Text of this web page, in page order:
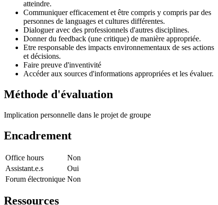
atteindre.
Communiquer efficacement et être compris y compris par des
personnes de languages et cultures différentes.
Dialoguer avec des professionnels d'autres disciplines.
Donner du feedback (une critique) de manière appropriée.
Etre responsable des impacts environnementaux de ses actions
et décisions.
Faire preuve d'inventivité
Accéder aux sources d'informations appropriées et les évaluer.
Méthode d'évaluation
Implication personnelle dans le projet de groupe
Encadrement
Office hours
Non
Assistant.e.s
Oui
Forum électronique Non
Ressources